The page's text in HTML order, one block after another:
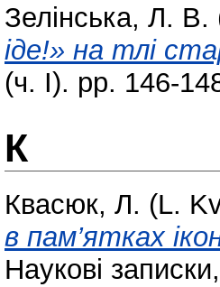
Зелінська, Л.
іде!» на тлі
(ч. І). pp. 146-
К
Квасюк, Л. (L.
в пам’ятках
Наукові